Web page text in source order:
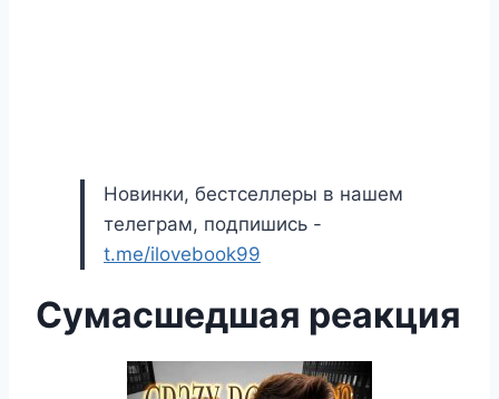
Новинки, бестселлеры в нашем
телеграм, подпишись -
t.me/ilovebook99
Сумасшедшая реакция